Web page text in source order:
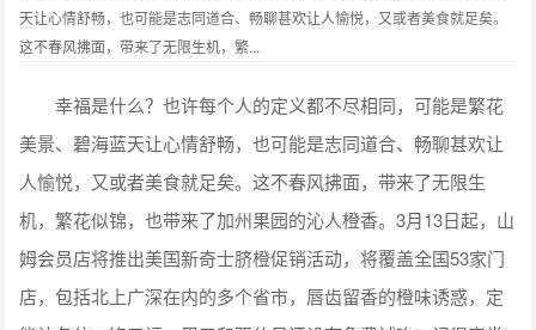
天让心情舒畅，也可能是志同道合、畅聊甚欢让人愉悦，又或者美食就足矣。
这不春风拂面，带来了无限生机，繁...
幸福是什么？也许每个人的定义都不尽相同，可能是繁花
美景、碧海蓝天让心情舒畅，也可能是志同道合、畅聊甚欢让
人愉悦，又或者美食就足矣。这不春风拂面，带来了无限生
机，繁花似锦，也带来了加州果园的沁人橙香。3月13日起，山
姆会员店将推出美国新奇士脐橙促销活动，将覆盖全国53家门
店，包括北上广深在内的多个省市，唇齿留香的橙味诱惑，定